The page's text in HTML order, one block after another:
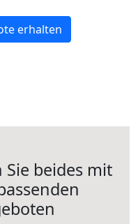
erhalten
Sie beides mit